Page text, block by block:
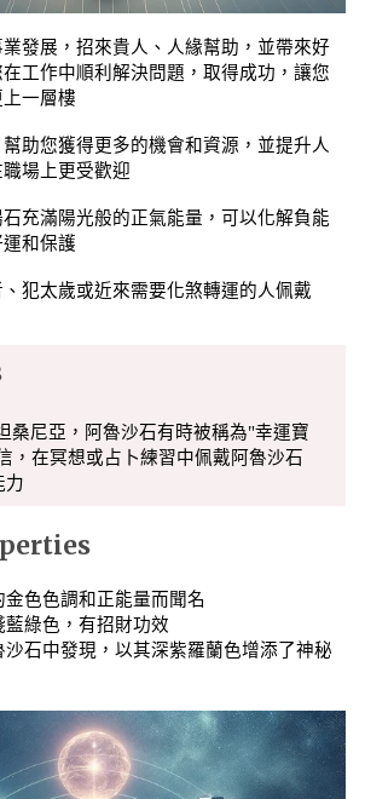
發展，招來貴人、人緣幫助，並帶來好
工作中順利解決問題，取得成功，讓您
一層樓
助您獲得更多的機會和資源，並提升人
場上更受歡迎
石充滿陽光般的正氣能量，可以化解負能
和保護
犯太歲或近來需要化煞轉運的人佩戴
桑尼亞，阿魯沙石有時被稱為"幸運寶
，在冥想或占卜練習中佩戴阿魯沙石
力
色色調和正能量而聞名
綠色，有招財功效
沙石中發現，以其深紫羅蘭色增添了神秘